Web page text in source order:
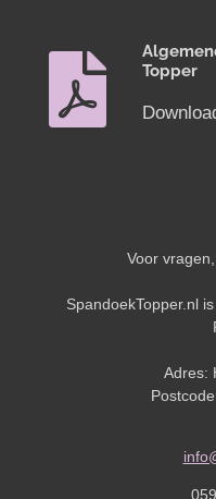
Topper
Voor
SpandoekTopper.nl
Adres: